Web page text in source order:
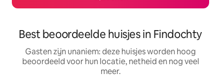
Best beoordeelde huisjes in Findochty
Gasten zijn unaniem: deze huisjes worden hoog
beoordeeld voor hun locatie, netheid en nog veel
meer.